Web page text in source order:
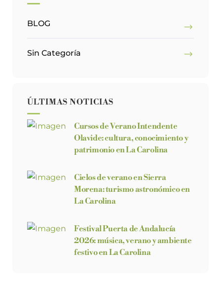
BLOG
Sin Categoría
ÚLTIMAS NOTICIAS
Cursos de Verano Intendente
Olavide: cultura, conocimiento y
patrimonio en La Carolina
Cielos de verano en Sierra
Morena: turismo astronómico en
La Carolina
Festival Puerta de Andalucía
2026: música, verano y ambiente
festivo en La Carolina